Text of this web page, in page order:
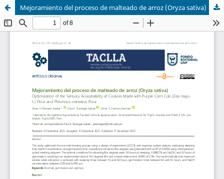
Mejoramiento del proceso de malteado de arroz (Oryza sativa)